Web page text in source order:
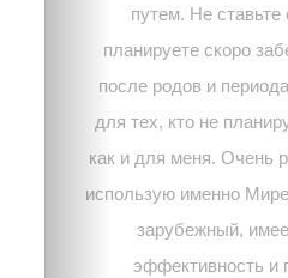
путем. Не ставьте
планируете скоро
после родов и
для тех, кто не
как и для меня. Очень
использую именно
зарубежный,
эффективность и